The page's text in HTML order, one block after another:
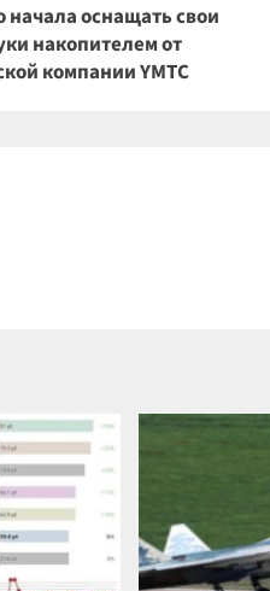
начала оснащать свои
накопителем от
компании YMTC